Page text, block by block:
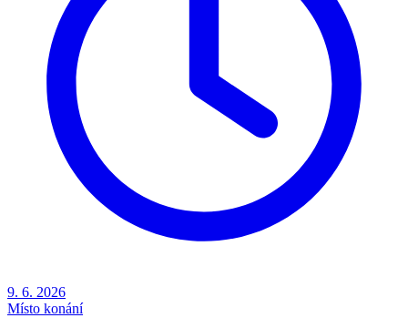
9. 6. 2026
Místo konání